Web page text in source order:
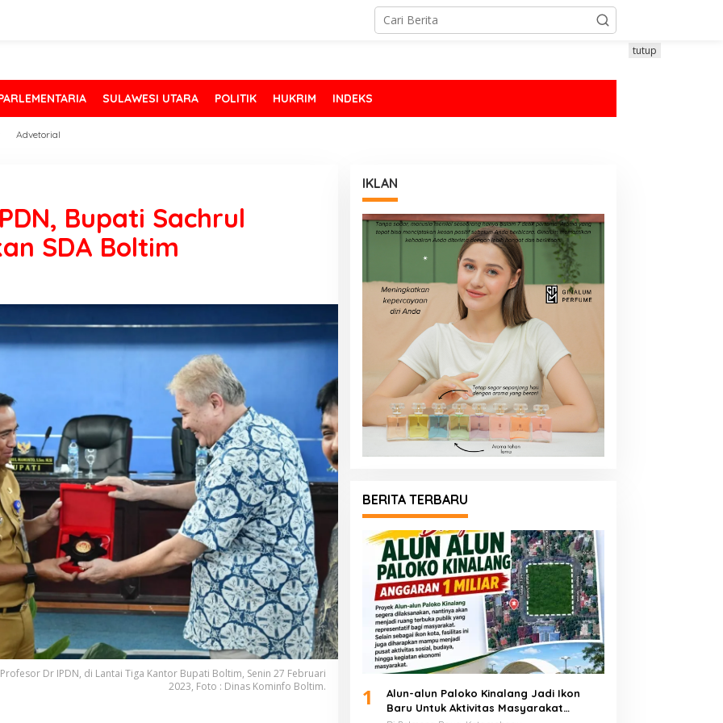
SULAWESI UTARA POLITIK HUKRIM INDEKS
Advetorial
tutup
Bupati Sachrul
SDA Boltim
Dr IPDN, di Lantai Tiga Kantor Bupati Boltim, Senin 27 Februari
2023, Foto : Dinas Kominfo Boltim.
IKLAN
BERITA TERBARU
1
Alun-alun Paloko Kinalang Jadi Ikon
Baru Untuk Aktivitas Masyarakat